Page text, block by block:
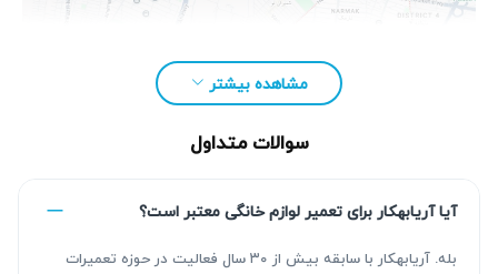
مشاهده بیشتر
سوالات متداول
آیا آریابهکار برای تعمیر لوازم خانگی معتبر است؟
بله. آریابهکار با سابقه بیش از ۳۰ سال فعالیت در حوزه تعمیرات